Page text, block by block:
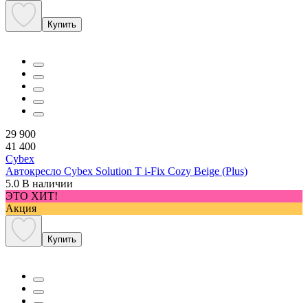
Купить
29 900
41 400
Cybex
Автокресло Cybex Solution T i-Fix Cozy Beige (Plus)
5.0 В наличии
ЭТО ХИТ!
Акция
Купить